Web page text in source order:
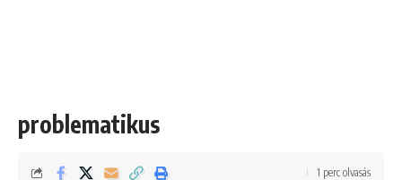
problematikus
1 perc olvasás